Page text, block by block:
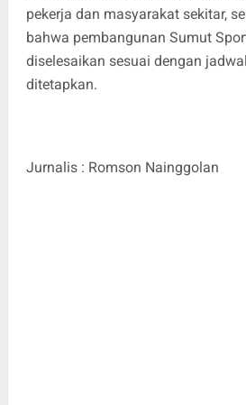
pekerja dan masyarakat sekitar,
bahwa pembangunan Sumut
diselesaikan sesuai dengan
ditetapkan.
Jurnalis : Romson Nainggolan